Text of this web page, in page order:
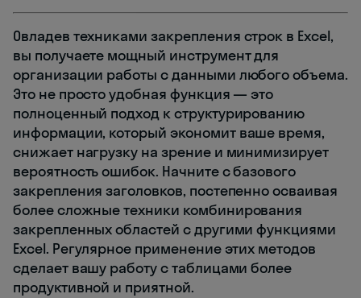
Овладев техниками закрепления строк в Excel,
вы получаете мощный инструмент для
организации работы с данными любого объема.
Это не просто удобная функция — это
полноценный подход к структурированию
информации, который экономит ваше время,
снижает нагрузку на зрение и минимизирует
вероятность ошибок. Начните с базового
закрепления заголовков, постепенно осваивая
более сложные техники комбинирования
закрепленных областей с другими функциями
Excel. Регулярное применение этих методов
сделает вашу работу с таблицами более
продуктивной и приятной.